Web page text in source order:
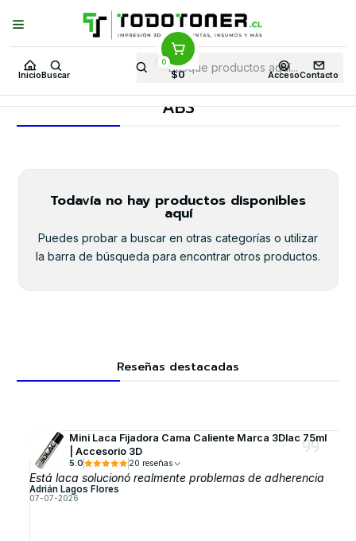
Inicio Buscar
0
$0 AccesoContacto
Puedes Elegir: Comprar enTienda· Despachoa Todo Chile · Retiro en
Tienda en24 Horas
Inicio Todo 3D FILAMENTOS FIBRA DE CARBONO Y DERIVADOS
ABS
ABS
Todavía no hay productos disponibles
aquí
Puedes probar a buscar en otras categorías o utilizar
la barra de búsqueda para encontrar otros productos.
Reseñas destacadas
Mini Laca Fijadora Cama Caliente Marca 3Dlac 75ml
| Accesorio 3D
5.0 20 reseñas
Está laca solucionó realmente problemas de adherencia
Adrián Lagos Flores
07-07-2026